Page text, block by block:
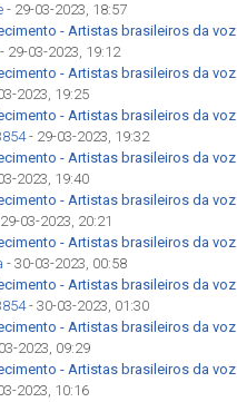
- 29-03-2023, 18:57
- Artistas brasileiros da voz
- 29-03-2023, 19:12
- Artistas brasileiros da voz
2023, 19:25
- Artistas brasileiros da voz
- 29-03-2023, 19:32
- Artistas brasileiros da voz
2023, 19:40
- Artistas brasileiros da voz
03-2023, 20:21
- Artistas brasileiros da voz
- 30-03-2023, 00:58
- Artistas brasileiros da voz
- 30-03-2023, 01:30
- Artistas brasileiros da voz
2023, 09:29
- Artistas brasileiros da voz
2023, 10:16